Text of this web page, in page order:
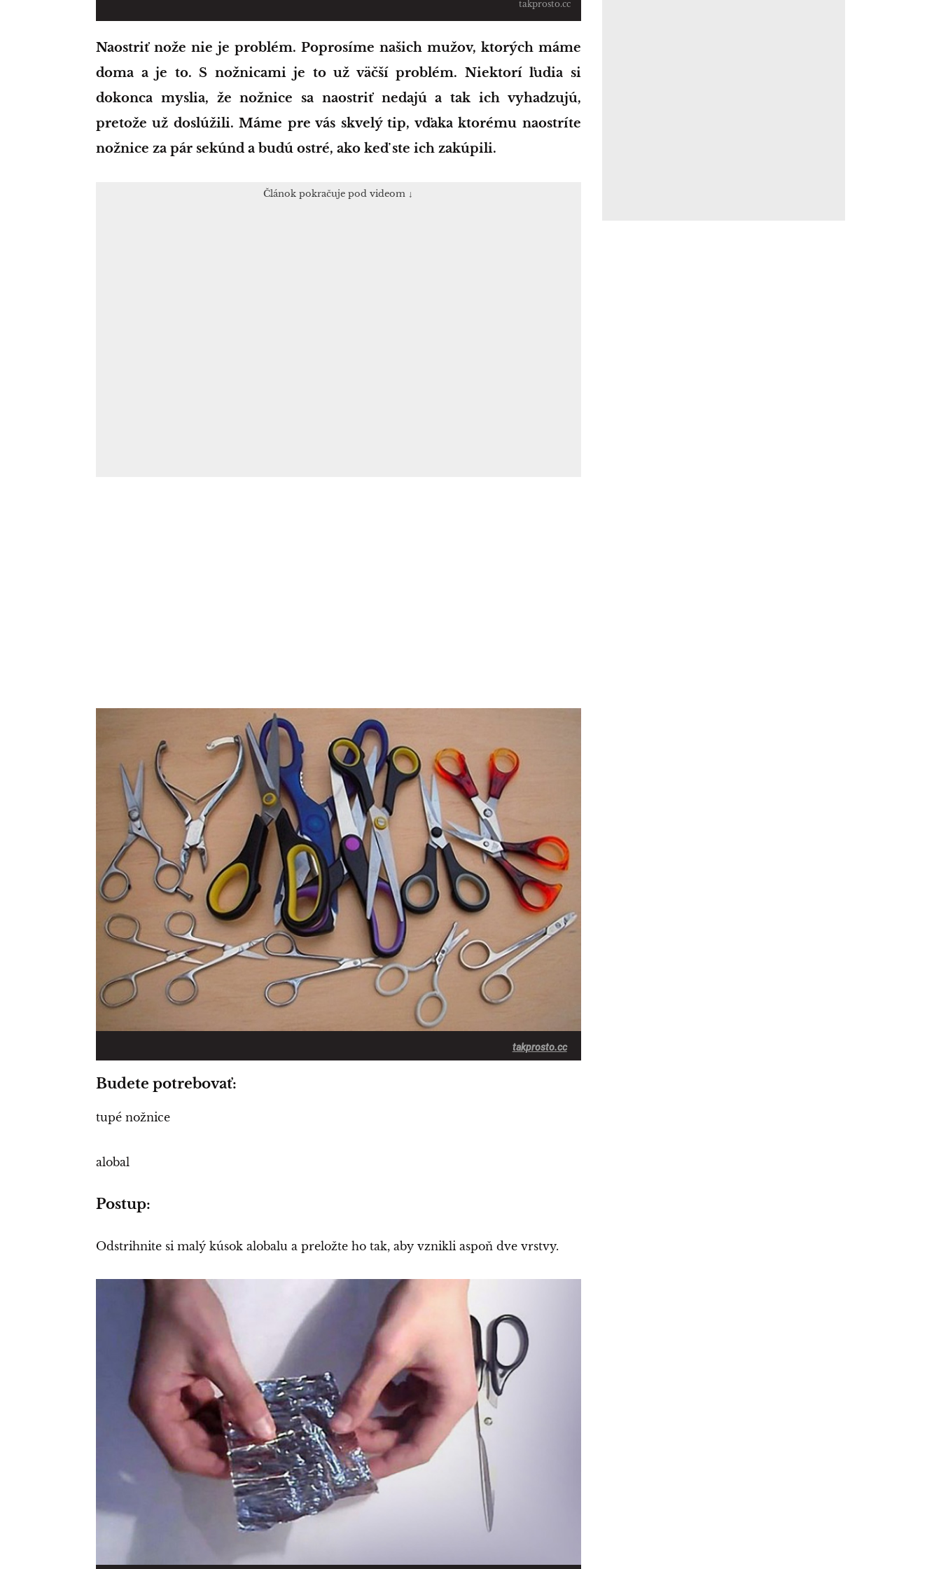
takprosto.cc
Naostriť nože nie je problém. Poprosíme našich mužov, ktorých máme
doma a je to. S nožnicami je to už väčší problém. Niektorí ľudia si
dokonca myslia, že nožnice sa naostriť nedajú a tak ich vyhadzujú,
pretože už doslúžili. Máme pre vás skvelý tip, vďaka ktorému naostríte
nožnice za pár sekúnd a budú ostré, ako keď ste ich zakúpili.
Článok pokračuje pod videom ↓
takprosto.cc
Budete potrebovať:
tupé nožnice
alobal
Postup:
Odstrihnite si malý kúsok alobalu a preložte ho tak, aby vznikli aspoň dve vrstvy.